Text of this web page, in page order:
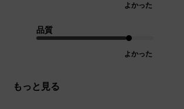
よかった
品質
よかった
もっと見る